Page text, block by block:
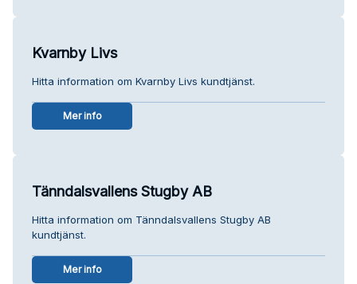
Kvarnby Livs
Hitta information om Kvarnby Livs kundtjänst.
Mer info
Tänndalsvallens Stugby AB
Hitta information om Tänndalsvallens Stugby AB
kundtjänst.
Mer info